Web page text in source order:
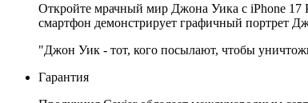
Откройте мрачный мир Джона Уика с iPhone 17
смартфон демонстрирует графичный портрет
"Джон Уик - тот, кого посылают, чтобы
Гарантия